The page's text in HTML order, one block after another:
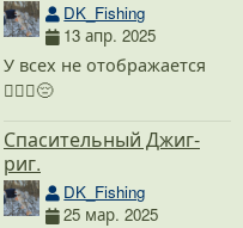
DK_Fishing
13 апр. 2025
У всех не отображается
🤷🏻‍♂️😔
Спасительный Джиг-
риг.
DK_Fishing
25 мар. 2025